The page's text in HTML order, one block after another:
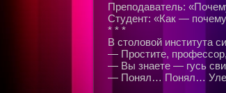
Пpеподаватель:
Студент: «Как —
* * *
В столовой института
— Пpостите,
— Вы знаете — гусь
— Понял… Понял…